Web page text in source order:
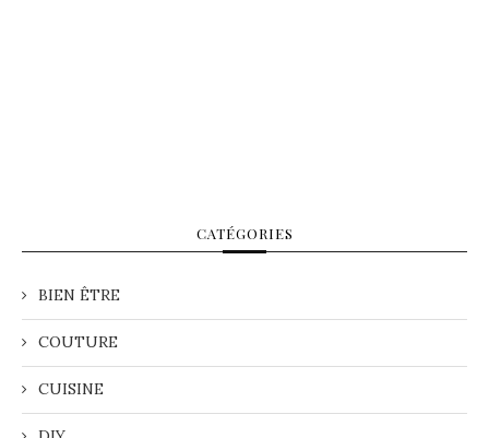
CATÉGORIES
BIEN ÊTRE
COUTURE
CUISINE